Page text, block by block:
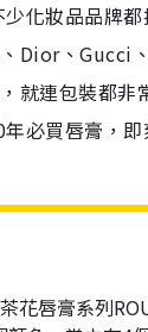
化妝品品牌
Dior、Gucci
就連包裝都非
必買唇膏，
花唇膏系列